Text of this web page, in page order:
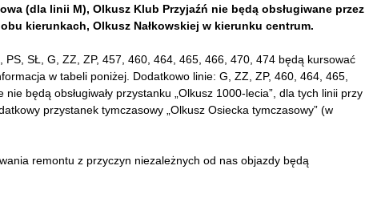
(dla linii M), Olkusz Klub Przyjaźń nie będą obsługiwane przez
kierunkach, Olkusz Nałkowskiej w kierunku centrum.
PS, SŁ, G, ZZ, ZP, 457, 460, 464, 465, 466, 470, 474 będą kursować
w tabeli poniżej. Dodatkowo linie: G, ZZ, ZP, 460, 464, 465,
będą obsługiwały przystanku „Olkusz 1000-lecia”, dla tych linii przy
przystanek tymczasowy „Olkusz Osiecka tymczasowy” (w
remontu z przyczyn niezależnych od nas objazdy będą